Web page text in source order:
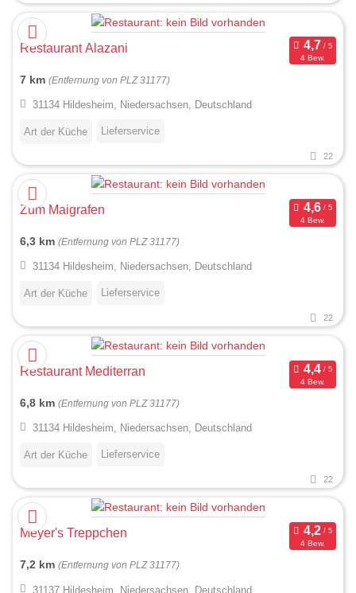
Restaurant Alazani
4 Bew.
7 km (Entfernung von PLZ 31177)
31134 Hildesheim, Niedersachsen, Deutschland
Art der Küche Lieferservice
22
Zum Maigrafen
4 Bew.
6,3 km (Entfernung von PLZ 31177)
31134 Hildesheim, Niedersachsen, Deutschland
Art der Küche Lieferservice
22
Restaurant Mediterran
4 Bew.
6,8 km (Entfernung von PLZ 31177)
31134 Hildesheim, Niedersachsen, Deutschland
Art der Küche Lieferservice
22
Meyer's Treppchen
4 Bew.
7,2 km (Entfernung von PLZ 31177)
31137 Hildesheim, Niedersachsen, Deutschland